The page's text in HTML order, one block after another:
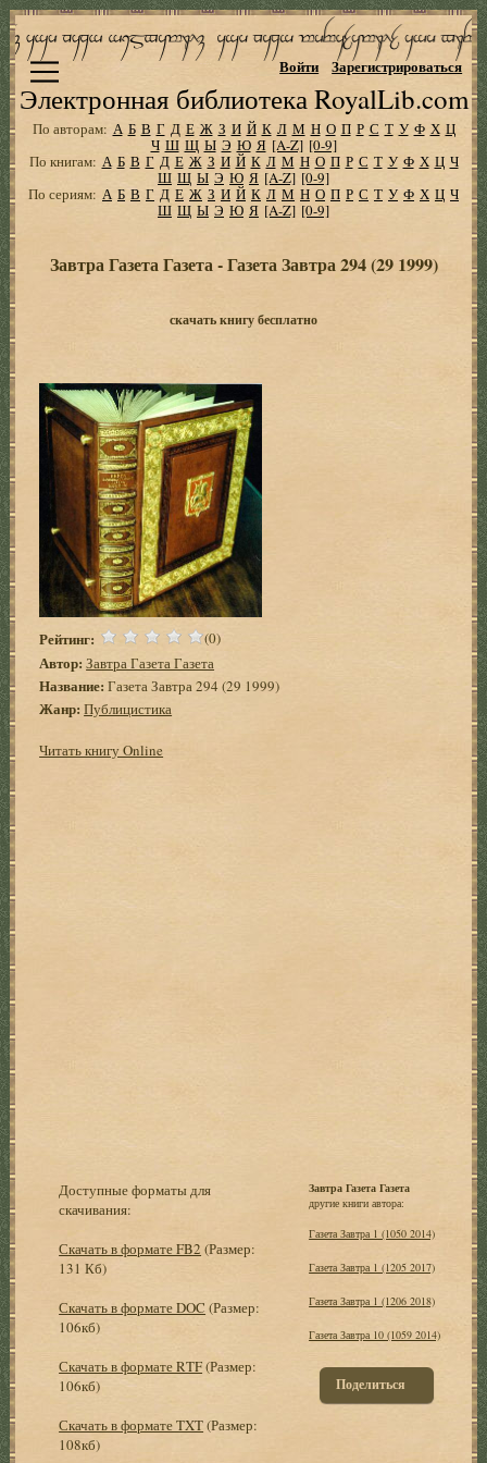
Электронная библиотека RoyalLib.com
Войти Зарегистрироваться
По авторам: А Б В Г Д Е Ж З И Й К Л М Н О П Р С Т У Ф Х Ц
Ч Ш Щ Ы Э Ю Я [A-Z] [0-9]
По книгам: А Б В Г Д Е Ж З И Й К Л М Н О П Р С Т У Ф Х Ц Ч
Ш Щ Ы Э Ю Я [A-Z] [0-9]
По сериям: А Б В Г Д Е Ж З И Й К Л М Н О П Р С Т У Ф Х Ц Ч
Ш Щ Ы Э Ю Я [A-Z] [0-9]
Завтра Газета Газета - Газета Завтра 294 (29 1999)
скачать книгу бесплатно
Рейтинг: (0)
Автор: Завтра Газета Газета
Название: Газета Завтра 294 (29 1999)
Жанр: Публицистика
Читать книгу Online
Доступные форматы для
скачивания:
Скачать в формате FB2 (Размер:
131 Кб)
Скачать в формате DOC (Размер:
106кб)
Скачать в формате RTF(Размер:
106кб)
Скачать в формате TXT(Размер:
108кб)
Завтра Газета Газета
другие книги автора:
Газета Завтра 1 (1050 2014)
Газета Завтра 1 (1205 2017)
Газета Завтра 1 (1206 2018)
Газета Завтра 10 (1059 2014)
Поделиться